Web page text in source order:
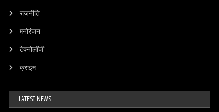
राजनीति
मनोरंजन
टेक्नोलॉजी
क्राइम
LATEST NEWS